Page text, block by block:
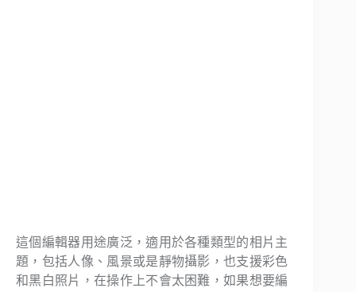
這個編輯器用途廣泛，適用於各種類型的相片主
題，包括人像、風景或是靜物攝影，也支援彩色
和黑白照片，在操作上不會太困難，如果想要編